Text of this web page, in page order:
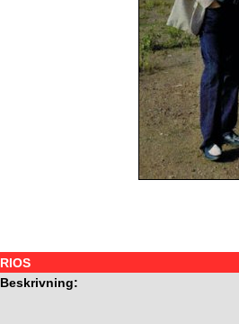
RIOS
Beskrivning: